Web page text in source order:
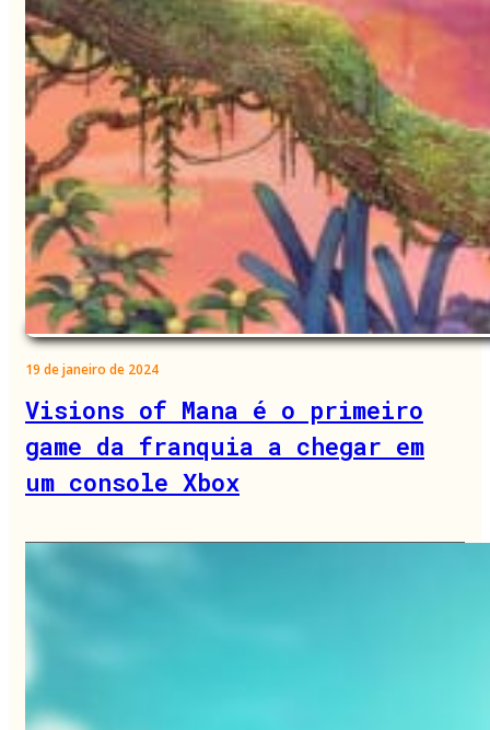
19 de janeiro de 2024
Visions of Mana é o primeiro
game da franquia a chegar em
um console Xbox